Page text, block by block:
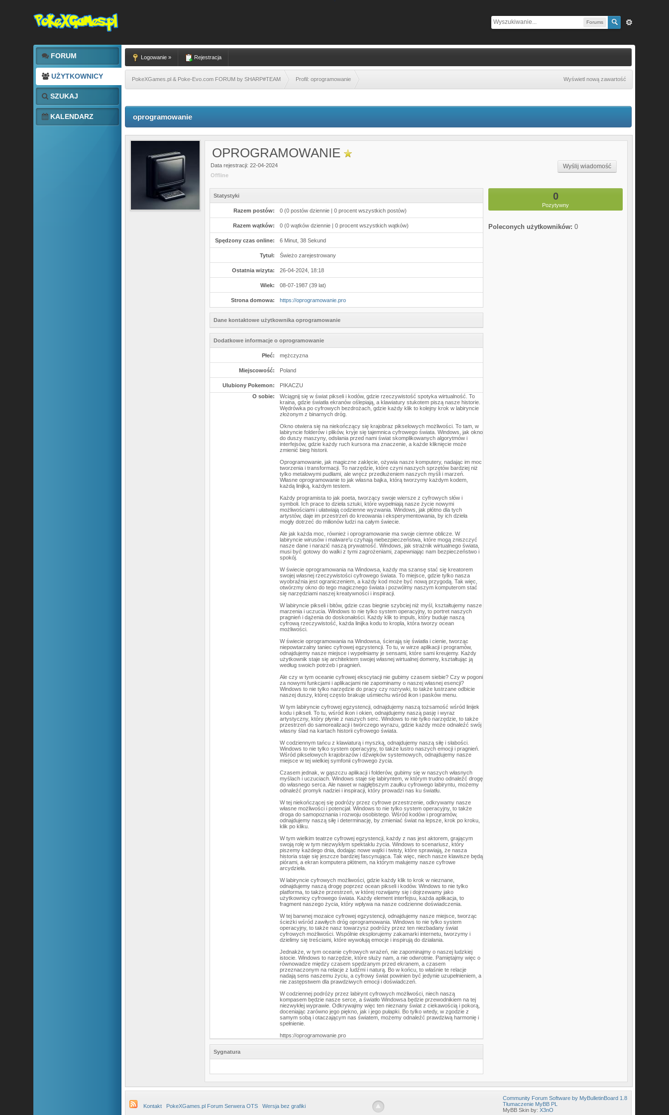
Forums
FORUM
UŻYTKOWNICY
SZUKAJ
KALENDARZ
Logowanie » Rejestracja
PokeXGames.pl & Poke-Evo.com FORUM by SHARP#TEAM Profil: oprogramowanie Wyświetl nową zawartość
oprogramowanie
OPROGRAMOWANIE
Data rejestracji: 22-04-2024
Offline
Wyślij wiadomość
Statystyki
Razem postów: 0 (0 postów dziennie | 0 procent wszystkich postów)
Razem wątków: 0 (0 wątków dziennie | 0 procent wszystkich wątków)
Spędzony czas online: 6 Minut, 38 Sekund
Tytuł: Świeżo zarejestrowany
Ostatnia wizyta: 26-04-2024, 18:18
Wiek: 08-07-1987 (39 lat)
Strona domowa: https://oprogramowanie.pro
Dane kontaktowe użytkownika oprogramowanie
Dodatkowe informacje o oprogramowanie
Płeć: mężczyzna
Miejscowość: Poland
Ulubiony Pokemon:
PIKACZU
O sobie:
Wciągnij się w świat pikseli i kodów, gdzie rzeczywistość spotyka wirtualność. To
kraina, gdzie światła ekranów oślepiają, a klawiatury stukotem piszą nasze historie.
Wędrówka po cyfrowych bezdrożach, gdzie każdy klik to kolejny krok w labiryncie
złożonym z binarnych dróg.
Okno otwiera się na niekończący się krajobraz pikselowych możliwości. To tam, w
labiryncie folderów i plików, kryje się tajemnica cyfrowego świata. Windows, jak okno
do duszy maszyny, odsłania przed nami świat skomplikowanych algorytmów i
interfejsów, gdzie każdy ruch kursora ma znaczenie, a każde kliknięcie może
zmienić bieg historii.
Oprogramowanie, jak magiczne zaklęcie, ożywia nasze komputery, nadając im moc
tworzenia i transformacji. To narzędzie, które czyni naszych sprzętów bardziej niż
tylko metalowymi pudłami, ale wręcz przedłużeniem naszych myśli i marzeń.
Własne oprogramowanie to jak własna bajka, którą tworzymy każdym kodem,
każdą linijką, każdym testem.
Każdy programista to jak poeta, tworzący swoje wiersze z cyfrowych słów i
symboli. Ich prace to dzieła sztuki, które wypełniają nasze życie nowymi
możliwościami i ułatwiają codzienne wyzwania. Windows, jak płótno dla tych
artystów, daje im przestrzeń do kreowania i eksperymentowania, by ich dzieła
mogły dotrzeć do milionów ludzi na całym świecie.
Ale jak każda moc, również i oprogramowanie ma swoje ciemne oblicze. W
labiryncie wirusów i malware'u czyhają niebezpieczeństwa, które mogą zniszczyć
nasze dane i narazić naszą prywatność. Windows, jak strażnik wirtualnego świata,
musi być gotowy do walki z tymi zagrożeniami, zapewniając nam bezpieczeństwo i
spokój.
W świecie oprogramowania na Windowsa, każdy ma szansę stać się kreatorem
swojej własnej rzeczywistości cyfrowego świata. To miejsce, gdzie tylko nasza
wyobraźnia jest ograniczeniem, a każdy kod może być nową przygodą. Tak więc,
otwórzmy okno do tego magicznego świata i pozwólmy naszym komputerom stać
się narzędziami naszej kreatywności i inspiracji.
W labiryncie pikseli i bitów, gdzie czas biegnie szybciej niż myśl, kształtujemy nasze
marzenia i uczucia. Windows to nie tylko system operacyjny, to portret naszych
pragnień i dążenia do doskonałości. Każdy klik to impuls, który buduje naszą
cyfrową rzeczywistość, każda linijka kodu to kropla, która tworzy ocean
możliwości.
W świecie oprogramowania na Windowsa, ścierają się światła i cienie, tworząc
niepowtarzalny taniec cyfrowej egzystencji. To tu, w wirze aplikacji i programów,
odnajdujemy nasze miejsce i wypełniamy je sensami, które sami kreujemy. Każdy
użytkownik staje się architektem swojej własnej wirtualnej domeny, kształtując ją
według swoich potrzeb i pragnień.
Ale czy w tym oceanie cyfrowej ekscytacji nie gubimy czasem siebie? Czy w pogoni
za nowymi funkcjami i aplikacjami nie zapominamy o naszej własnej esencji?
Windows to nie tylko narzędzie do pracy czy rozrywki, to także lustrzane odbicie
naszej duszy, której często brakuje uśmiechu wśród ikon i pasków menu.
W tym labiryncie cyfrowej egzystencji, odnajdujemy naszą tożsamość wśród linijek
kodu i pikseli. To tu, wśród ikon i okien, odnajdujemy naszą pasję i wyraz
artystyczny, który płynie z naszych serc. Windows to nie tylko narzędzie, to także
przestrzeń do samorealizacji i twórczego wyrazu, gdzie każdy może odnaleźć swój
własny ślad na kartach historii cyfrowego świata.
W codziennym tańcu z klawiaturą i myszką, odnajdujemy naszą siłę i słabości.
Windows to nie tylko system operacyjny, to także lustro naszych emocji i pragnień.
Wśród pikselowych krajobrazów i dźwięków systemowych, odnajdujemy nasze
miejsce w tej wielkiej symfonii cyfrowego życia.
Czasem jednak, w gąszczu aplikacji i folderów, gubimy się w naszych własnych
myślach i uczuciach. Windows staje się labiryntem, w którym trudno odnaleźć drogę
do własnego serca. Ale nawet w najgłębszym zaułku cyfrowego labiryntu, możemy
odnaleźć promyk nadziei i inspiracji, który prowadzi nas ku światłu.
W tej niekończącej się podróży przez cyfrowe przestrzenie, odkrywamy nasze
własne możliwości i potencjał. Windows to nie tylko system operacyjny, to także
droga do samopoznania i rozwoju osobistego. Wśród kodów i programów,
odnajdujemy naszą siłę i determinację, by zmieniać świat na lepsze, krok po kroku,
klik po kliku.
W tym wielkim teatrze cyfrowej egzystencji, każdy z nas jest aktorem, grającym
swoją rolę w tym niezwykłym spektaklu życia. Windows to scenariusz, który
piszemy każdego dnia, dodając nowe wątki i twisty, które sprawiają, że nasza
historia staje się jeszcze bardziej fascynująca. Tak więc, niech nasze klawisze będą
piórami, a ekran komputera płótnem, na którym malujemy nasze cyfrowe
arcydzieła.
W labiryncie cyfrowych możliwości, gdzie każdy klik to krok w nieznane,
odnajdujemy naszą drogę poprzez ocean pikseli i kodów. Windows to nie tylko
platforma, to także przestrzeń, w której rozwijamy się i dojrzewamy jako
użytkownicy cyfrowego świata. Każdy element interfejsu, każda aplikacja, to
fragment naszego życia, który wpływa na nasze codzienne doświadczenia.
W tej barwnej mozaice cyfrowej egzystencji, odnajdujemy nasze miejsce, tworząc
ścieżki wśród zawiłych dróg oprogramowania. Windows to nie tylko system
operacyjny, to także nasz towarzysz podróży przez ten niezbadany świat
cyfrowych możliwości. Wspólnie eksplorujemy zakamarki internetu, tworzymy i
dzielimy się treściami, które wywołują emocje i inspirują do działania.
Jednakże, w tym oceanie cyfrowych wrażeń, nie zapominajmy o naszej ludzkiej
istocie. Windows to narzędzie, które służy nam, a nie odwrotnie. Pamiętajmy więc o
równowadze między czasem spędzanym przed ekranem, a czasem
przeznaczonym na relacje z ludźmi i naturą. Bo w końcu, to właśnie te relacje
nadają sens naszemu życiu, a cyfrowy świat powinien być jedynie uzupełnieniem, a
nie zastępstwem dla prawdziwych emocji i doświadczeń.
W codziennej podróży przez labirynt cyfrowych możliwości, niech naszą
kompasem będzie nasze serce, a światło Windowsa będzie przewodnikiem na tej
niezwykłej wyprawie. Odkrywajmy więc ten nieznany świat z ciekawością i pokorą,
doceniając zarówno jego piękno, jak i jego pułapki. Bo tylko wtedy, w zgodzie z
samym sobą i otaczającym nas światem, możemy odnaleźć prawdziwą harmonię i
spełnienie.
https://oprogramowanie.pro
Sygnatura
0
Pozytywny
Poleconych użytkowników: 0
Kontakt PokeXGames.pl Forum Serwera OTS Wersja bez grafiki
Community Forum Software by MyBulletinBoard 1.8
Tłumaczenie MyBB PL
MyBB Skin by:X3nO